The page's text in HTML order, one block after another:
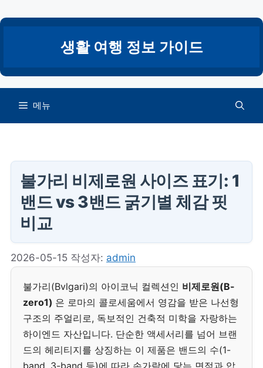
텐
건
너
생활 여행 정보 가이드
메뉴
불가리 비제로원 사이즈 표기: 1
밴드 vs 3밴드 굵기별 체감 핏
비교
2026-05-15 작성자: admin
불가리(Bvlgari)의 아이코닉 컬렉션인 비제로원(B-
zero1) 은 로마의 콜로세움에서 영감을 받은 나선형
구조의 주얼리로, 독보적인 건축적 미학을 자랑하는
하이엔드 자산입니다. 단순한 액세서리를 넘어 브랜
드의 헤리티지를 상징하는 이 제품은 밴드의 수(1-
band, 3-band 등)에 따라 손가락에 닿는 면적과 압